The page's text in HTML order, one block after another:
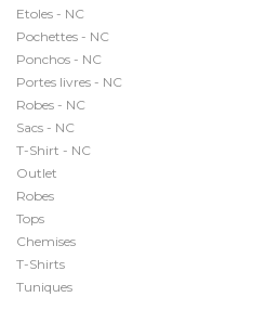
Etoles - NC
Pochettes - NC
Ponchos - NC
Portes livres - NC
Robes - NC
Sacs - NC
T-Shirt - NC
Outlet
Robes
Tops
Chemises
T-Shirts
Tuniques